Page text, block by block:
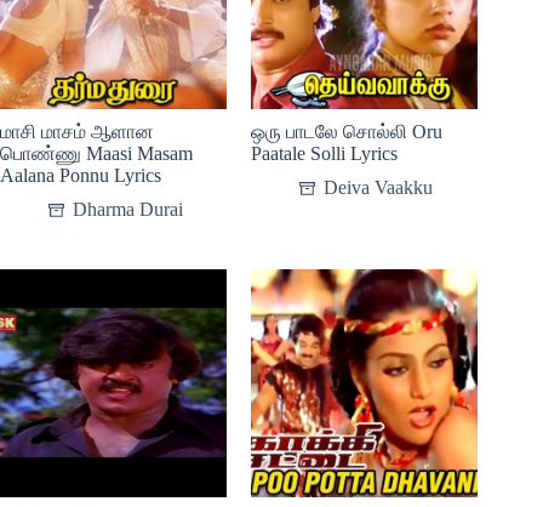
மாசி மாசம் ஆளான
பொண்ணு Maasi Masam
Aalana Ponnu Lyrics
Dharma Durai
ஒரு பாடலே சொல்லி Oru
Paatale Solli Lyrics
Deiva Vaakku